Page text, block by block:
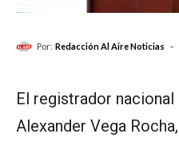
Por: Redacción Al Aire Noticias -
El registrador
Alexander Vega